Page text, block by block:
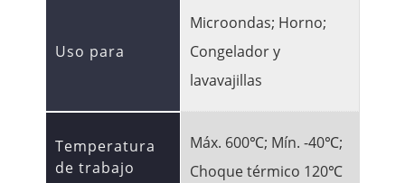
Uso para
Microondas; Horno;
Congelador y
lavavajillas
Temperatura
de trabajo
Máx. 600℃; Mín. -40℃;
Choque térmico 120℃